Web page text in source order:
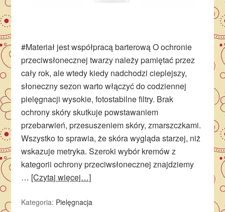
#Materiał jest współpracą barterową O ochronie
przeciwsłonecznej twarzy należy pamiętać przez
cały rok, ale wtedy kiedy nadchodzi cieplejszy,
słoneczny sezon warto włączyć do codziennej
pielęgnacji wysokie, fotostabilne filtry. Brak
ochrony skóry skutkuje powstawaniem
przebarwień, przesuszeniem skóry, zmarszczkami.
Wszystko to sprawia, że skóra wygląda starzej, niż
wskazuje metryka. Szeroki wybór kremów z
kategorii ochrony przeciwsłonecznej znajdziemy
… [Czytaj więcej…]
Kategoria: Pielęgnacja